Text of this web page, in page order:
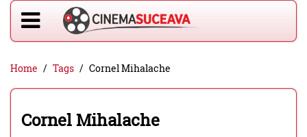
Home Tags Cornel Mihalache
Cornel Mihalache